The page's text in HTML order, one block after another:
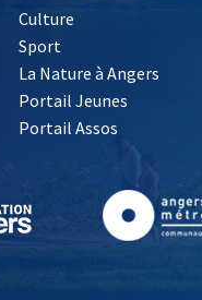
Culture
Sport
La Nature à Angers
Portail Jeunes
Portail Assos
, Ouvre une nouvelle